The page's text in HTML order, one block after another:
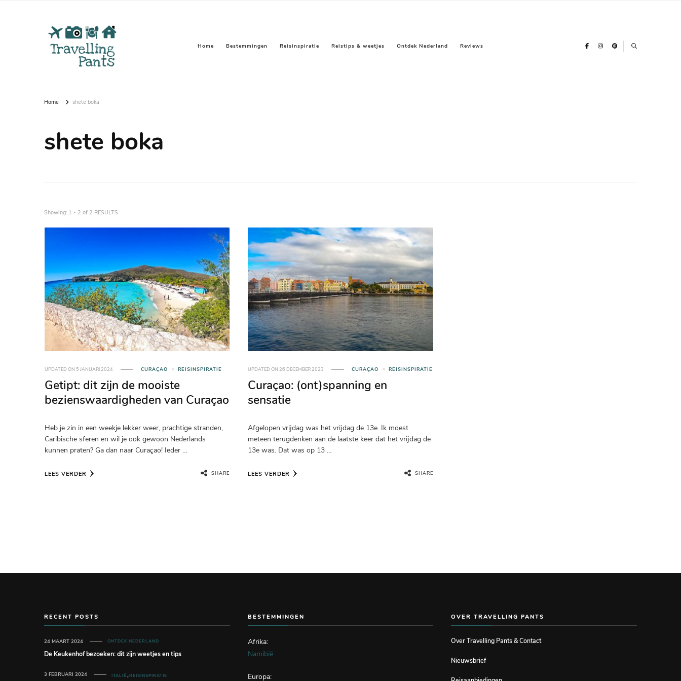
Home Bestemmingen Reisinspiratie Reistips & weetjes Ontdek Nederland Reviews
Home shete boka
shete boka
Showing: 1 - 2 of 2 RESULTS
UPDATED ON 5 JANUARI 2024 CURAÇAO REISINSPIRATIE
Getipt: dit zijn de mooiste
bezienswaardigheden van Curaçao
Heb je zin in een weekje lekker weer, prachtige stranden,
Caribische sferen en wil je ook gewoon Nederlands
kunnen praten? Ga dan naar Curaçao! Ieder …
LEES VERDER SHARE
UPDATED ON 26 DECEMBER 2023 CURAÇAO REISINSPIRATIE
Curaçao: (ont)spanning en
sensatie
Afgelopen vrijdag was het vrijdag de 13e. Ik moest
meteen terugdenken aan de laatste keer dat het vrijdag de
13e was. Dat was op 13 …
LEES VERDER SHARE
RECENT POSTS
ONTDEK NEDERLAND
De Keukenhof bezoeken: dit zijn weetjes en tips
24 MAART 2024
ITALIË REISINSPIRATIE
3 FEBRUARI 2024
BESTEMMINGEN
Afrika:
Namibië
Europa:
OVER TRAVELLING PANTS
Over Travelling Pants & Contact
Nieuwsbrief